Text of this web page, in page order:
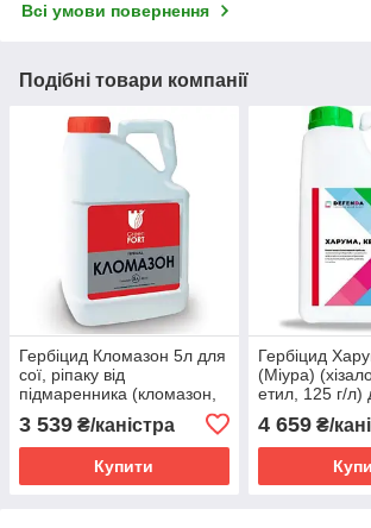
Всі умови повернення
Подібні товари компанії
Гербіцид Кломазон 5л для
сої, ріпаку від
підмаренника (кломазон,
3 539 ₴/каністра
Купити
Гербіцид
(Міура)
етил, 125 г/л)
картоплі від
4 659₴/